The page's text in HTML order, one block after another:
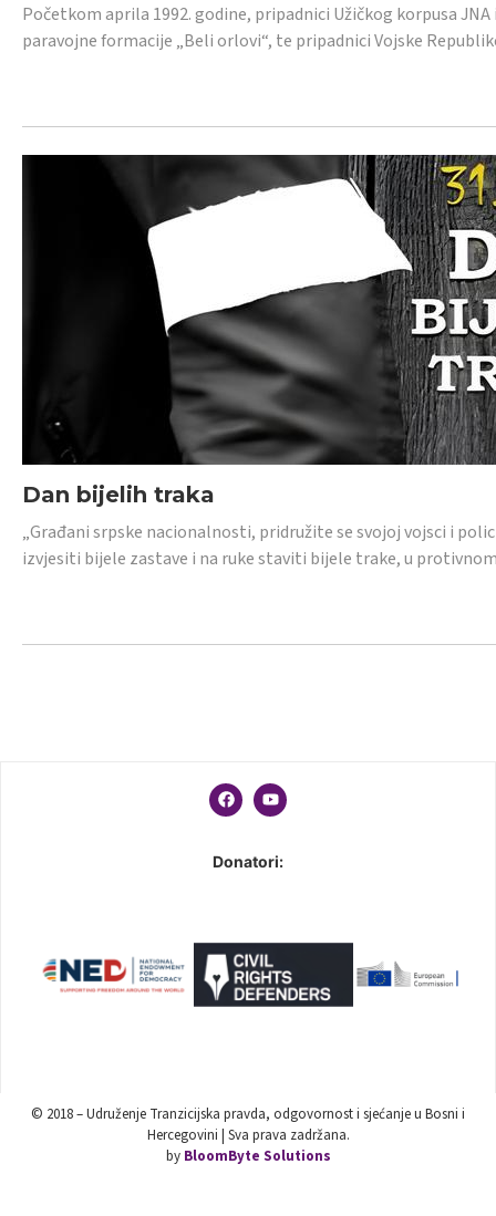
Početkom aprila 1992. godine, pripadnici Užičkog korpusa
paravojne formacije „Beli orlovi“, te pripadnici Vojske
Dan bijelih traka
„Građani srpske nacionalnosti, pridružite se svojoj vojsci i
izvjesiti bijele zastave i na ruke staviti bijele trake, u
Donatori:
© 2018 – Udruženje Tranzicijska pravda, odgovornost i sjećanje u Bosni i
Hercegovini | Sva prava zadržana.
by BloomByte Solutions